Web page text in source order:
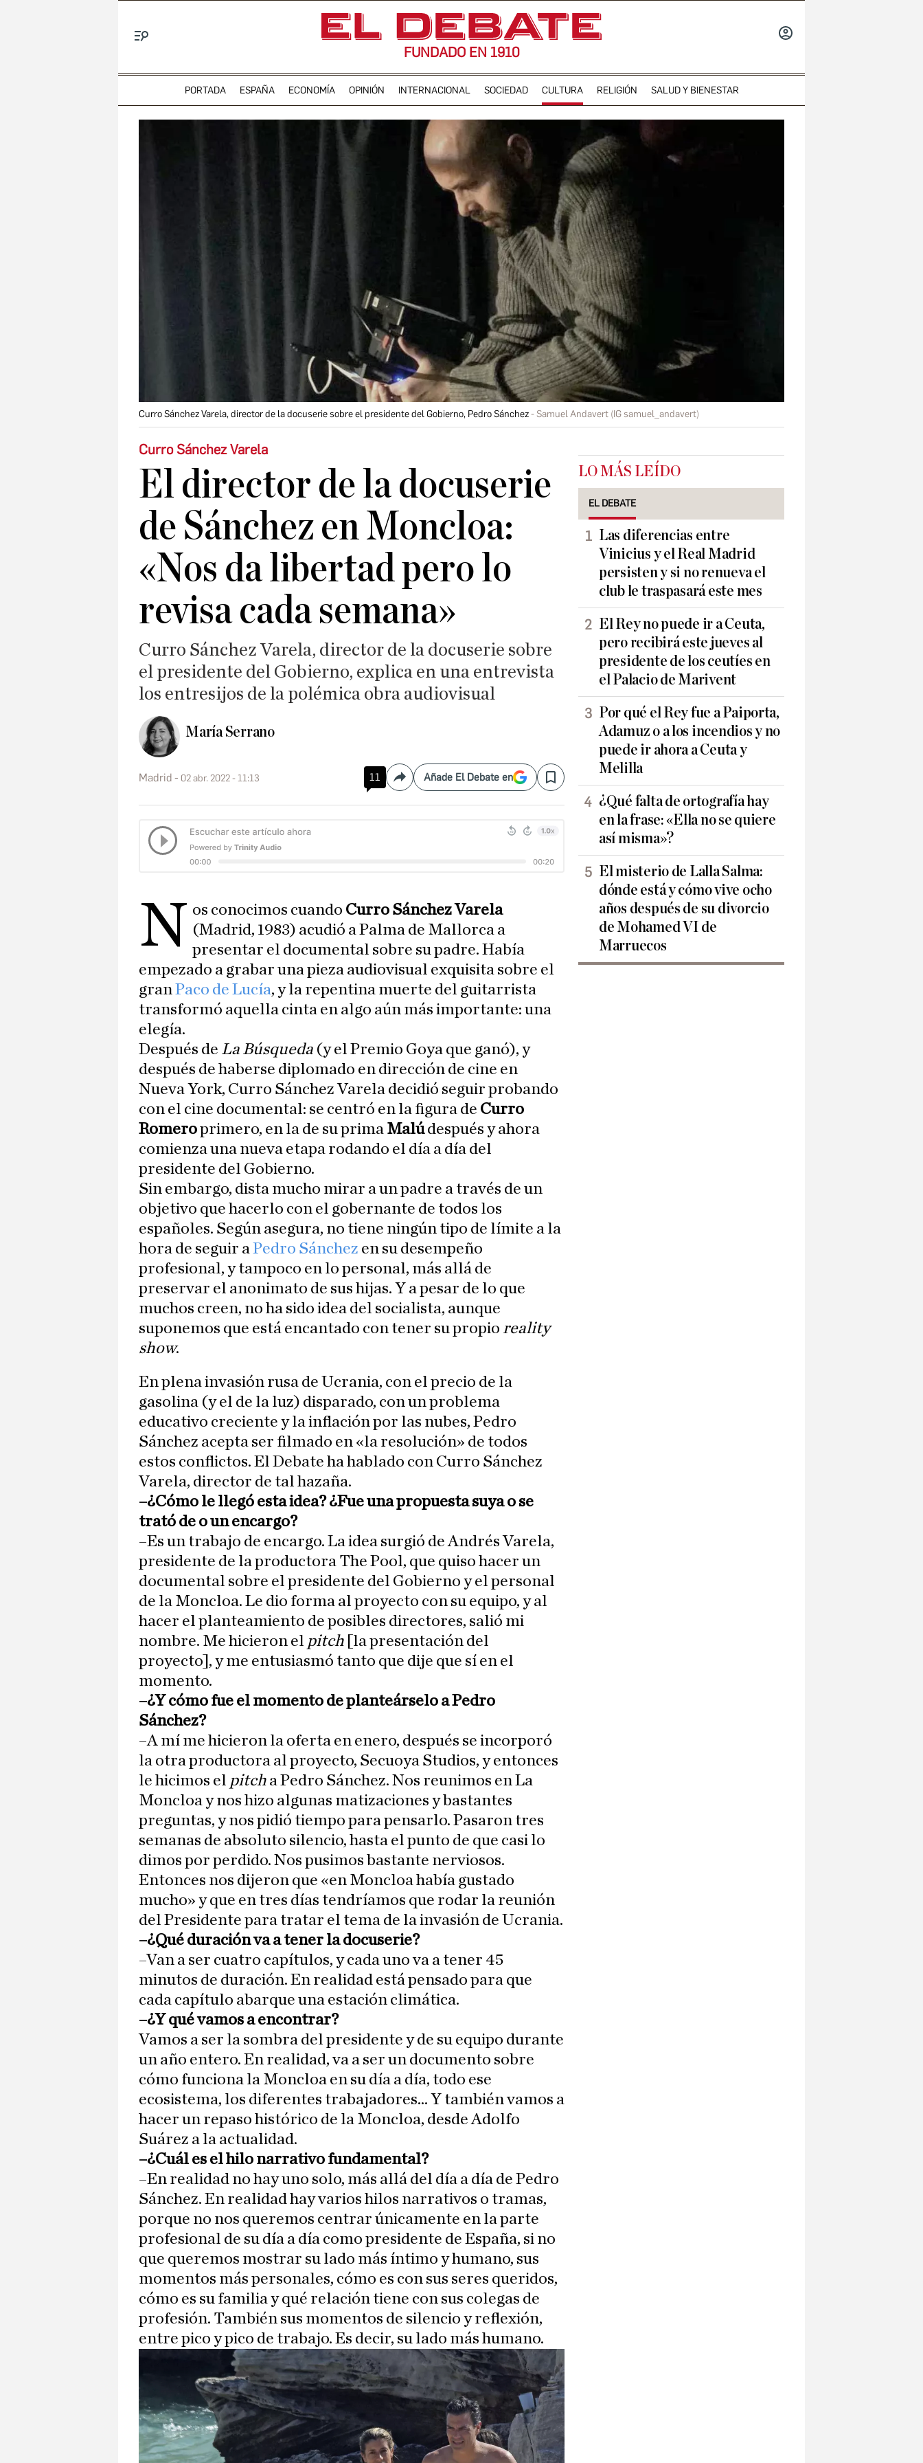
FUNDADO EN 1910
PORTADA ESPAÑA ECONOMÍA OPINIÓN INTERNACIONAL SOCIEDAD CULTURA RELIGIÓN SALUD Y BIENESTAR
Curro Sánchez Varela, director de la docuserie sobre el presidente del Gobierno, Pedro Sánchez Samuel Andavert (IG samuel_andavert)
Curro Sánchez Varela
El director de la docuserie
de Sánchez en Moncloa:
«Nos da libertad pero lo
revisa cada semana»
Curro Sánchez Varela, director de la docuserie sobre
el presidente del Gobierno, explica en una entrevista
los entresijos de la polémica obra audiovisual
María Serrano
Madrid 02 abr. 2022 - 11:13 11 CompartirAñade El Debate en Save
N os conocimos cuando Curro Sánchez Varela
(Madrid, 1983) acudió a Palma de Mallorca a
presentar el documental sobre su padre. Había
empezado a grabar una pieza audiovisual exquisita sobre el
granPaco de Lucía, y la repentina muerte del guitarrista
transformó aquella cinta en algo aún más importante: una
elegía.
Después de La Búsqueda (y el Premio Goya que ganó), y
después de haberse diplomado en dirección de cine en
Nueva York, Curro Sánchez Varela decidió seguir probando
con el cine documental: se centró en la figura de Curro
Romeroprimero, en la de su prima Malúdespués y ahora
comienza una nueva etapa rodando el día a día del
presidente del Gobierno.
Sin embargo, dista mucho mirar a un padre a través de un
objetivo que hacerlo con el gobernante de todos los
españoles. Según asegura, no tiene ningún tipo de límite a la
hora de seguir aPedro Sánchez en su desempeño
profesional, y tampoco en lo personal, más allá de
preservar el anonimato de sus hijas. Y a pesar de lo que
muchos creen, no ha sido idea del socialista, aunque
suponemos que está encantado con tener su propio reality
show.
En plena invasión rusa de Ucrania, con el precio de la
gasolina (y el de la luz) disparado, con un problema
educativo creciente y la inflación por las nubes, Pedro
Sánchez acepta ser filmado en «la resolución» de todos
estos conflictos. El Debate ha hablado con Curro Sánchez
Varela, director de tal hazaña.
–¿Cómo le llegó esta idea? ¿Fue una propuesta suya o se
trató de o un encargo?
–Es un trabajo de encargo. La idea surgió de Andrés Varela,
presidente de la productora The Pool, que quiso hacer un
documental sobre el presidente del Gobierno y el personal
de la Moncloa. Le dio forma al proyecto con su equipo, y al
hacer el planteamiento de posibles directores, salió mi
nombre. Me hicieron el pitch [la presentación del
proyecto], y me entusiasmó tanto que dije que sí en el
momento.
–¿Y cómo fue el momento de planteárselo a Pedro
Sánchez?
–A mí me hicieron la oferta en enero, después se incorporó
la otra productora al proyecto, Secuoya Studios, y entonces
le hicimos el pitch a Pedro Sánchez. Nos reunimos en La
Moncloa y nos hizo algunas matizaciones y bastantes
preguntas, y nos pidió tiempo para pensarlo. Pasaron tres
semanas de absoluto silencio, hasta el punto de que casi lo
dimos por perdido. Nos pusimos bastante nerviosos.
Entonces nos dijeron que «en Moncloa había gustado
mucho» y que en tres días tendríamos que rodar la reunión
del Presidente para tratar el tema de la invasión de Ucrania.
–¿Qué duración va a tener la docuserie?
–Van a ser cuatro capítulos, y cada uno va a tener 45
minutos de duración. En realidad está pensado para que
cada capítulo abarque una estación climática.
–¿Y qué vamos a encontrar?
Vamos a ser la sombra del presidente y de su equipo durante
un año entero. En realidad, va a ser un documento sobre
cómo funciona la Moncloa en su día a día, todo ese
ecosistema, los diferentes trabajadores... Y también vamos a
hacer un repaso histórico de la Moncloa, desde Adolfo
Suárez a la actualidad.
–¿Cuál es el hilo narrativo fundamental?
–En realidad no hay uno solo, más allá del día a día de Pedro
Sánchez. En realidad hay varios hilos narrativos o tramas,
porque no nos queremos centrar únicamente en la parte
profesional de su día a día como presidente de España, si no
que queremos mostrar su lado más íntimo y humano, sus
momentos más personales, cómo es con sus seres queridos,
cómo es su familia y qué relación tiene con sus colegas de
profesión. También sus momentos de silencio y reflexión,
entre pico y pico de trabajo. Es decir, su lado más humano.
LO MÁS LEÍDO
EL DEBATE
Las diferencias entre
Vinicius y el Real Madrid
persisten y si no renueva el
club le traspasará este mes
El Rey no puede ir a Ceuta,
pero recibirá este jueves al
presidente de los ceutíes en
el Palacio de Marivent
Por qué el Rey fue a Paiporta,
Adamuz o a los incendios y no
puede ir ahora a Ceuta y
Melilla
¿Qué falta de ortografía hay
en la frase: «Ella no se quiere
así misma»?
El misterio de Lalla Salma:
dónde está y cómo vive ocho
años después de su divorcio
de Mohamed VI de
Marruecos